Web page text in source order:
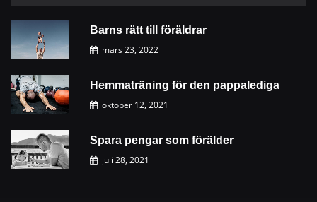
Barns rätt till föräldrar
mars 23, 2022
Hemmaträning för den pappalediga
oktober 12, 2021
Spara pengar som förälder
juli 28, 2021